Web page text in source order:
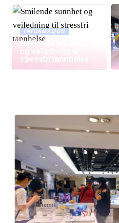
INFORMASJON
Smilende sunnhet
og veiledning til
stressfri tannhelse